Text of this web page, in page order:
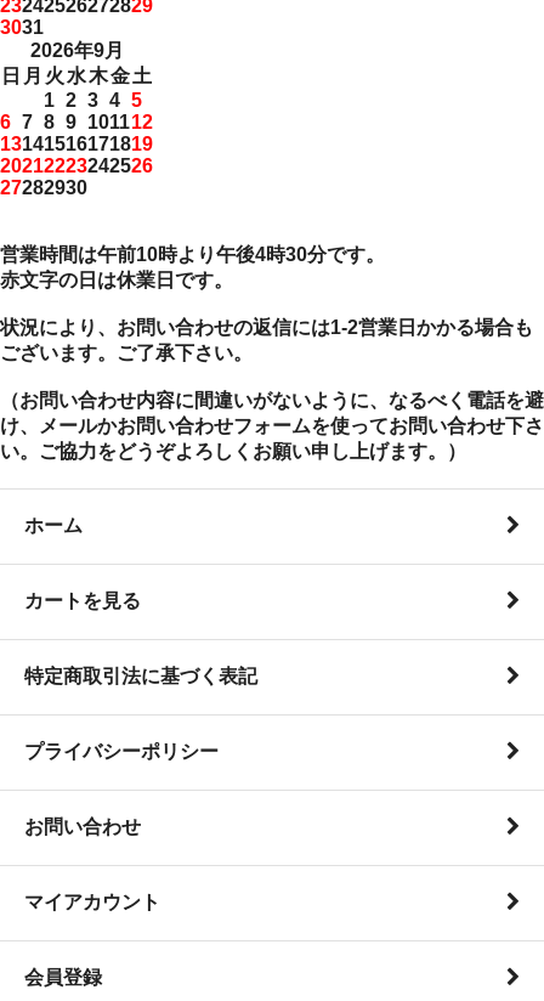
23242526272829
3031
2026年9月
日 月 火 水木金土
1 2 3 4 5
6 7 8 9 101112
13141516171819
20212223242526
27282930
営業時間は午前10時より午後4時30分です。
赤文字の日は休業日です。
状況により、お問い合わせの返信には1-2営業日かかる場合も
ございます。ご了承下さい。
（お問い合わせ内容に間違いがないように、なるべく電話を避
け、メールかお問い合わせフォームを使ってお問い合わせ下さ
い。ご協力をどうぞよろしくお願い申し上げます。）
ホーム
カートを見る
特定商取引法に基づく表記
プライバシーポリシー
お問い合わせ
マイアカウント
会員登録